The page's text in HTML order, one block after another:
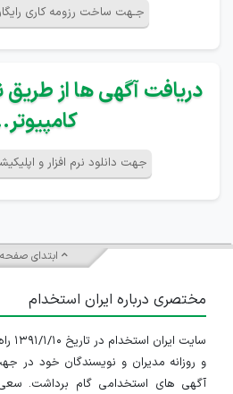
جـهت ساخت رزومه کاری
دریافت آگهی ها از طریق
جهت دانلود نرم افزار و
ابتدای صفحه
مختصری درباره ایران استخدام
و روزانه مدیران و نویسندگان خود در
آگهی های استخدامی گام برداشت. سعی